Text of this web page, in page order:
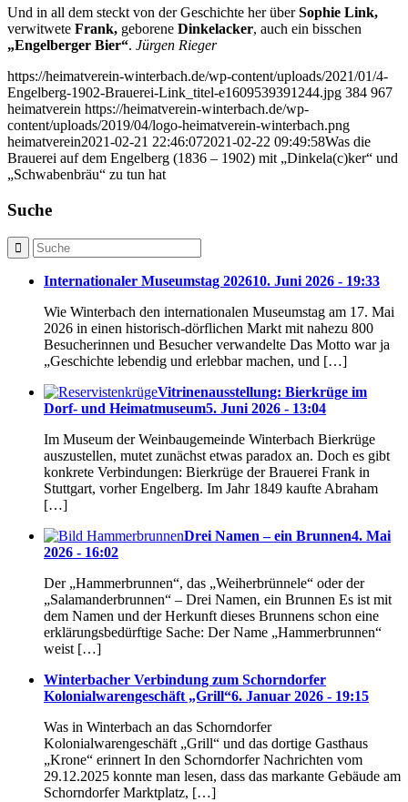
Und in all dem steckt von der Geschichte her überSophie Link,
verwitwete Frank, geborene Dinkelacker, auch ein bisschen
„Engelberger Bier“. Jürgen Rieger
https://heimatverein-winterbach.de/wp-content/uploads/2021/01/4-
Engelberg-1902-Brauerei-Link_titel-e1609539391244.jpg 384 967
heimatverein https://heimatverein-winterbach.de/wp-
content/uploads/2019/04/logo-heimatverein-winterbach.png
heimatverein2021-02-21 22:46:072021-02-22 09:49:58Was die
Brauerei auf dem Engelberg (1836 – 1902) mit „Dinkela(c)ker“ und
„Schwabenbräu“ zu tun hat
Suche
Internationaler Museumstag 202610. Juni 2026 - 19:33
Wie Winterbach den internationalen Museumstag am 17. Mai
2026 in einen historisch-dörflichen Markt mit nahezu 800
Besucherinnen und Besucher verwandelte Das Motto war ja
„Geschichte lebendig und erlebbar machen, und […]
Vitrinenausstellung: Bierkrüge im
Dorf- und Heimatmuseum5. Juni 2026 - 13:04
Im Museum der Weinbaugemeinde Winterbach Bierkrüge
auszustellen, mutet zunächst etwas paradox an. Doch es gibt
konkrete Verbindungen: Bierkrüge der Brauerei Frank in
Stuttgart, vorher Engelberg. Im Jahr 1849 kaufte Abraham
[…]
Drei Namen – ein Brunnen4. Mai
2026 - 16:02
Der „Hammerbrunnen“, das „Weiherbrünnele“ oder der
„Salamanderbrunnen“ – Drei Namen, ein Brunnen Es ist mit
dem Namen und der Herkunft dieses Brunnens schon eine
erklärungsbedürftige Sache: Der Name „Hammerbrunnen“
weist […]
Winterbacher Verbindung zum Schorndorfer
Kolonialwarengeschäft „Grill“6. Januar 2026 - 19:15
Was in Winterbach an das Schorndorfer
Kolonialwarengeschäft „Grill“ und das dortige Gasthaus
„Krone“ erinnert In den Schorndorfer Nachrichten vom
29.12.2025 konnte man lesen, dass das markante Gebäude am
Schorndorfer Marktplatz, […]